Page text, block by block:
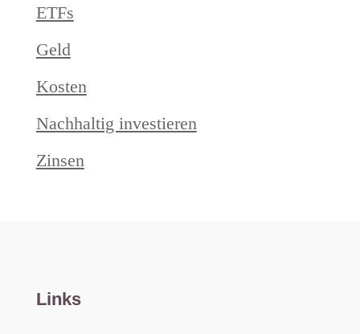
ETFs
Geld
Kosten
Nachhaltig investieren
Zinsen
Links